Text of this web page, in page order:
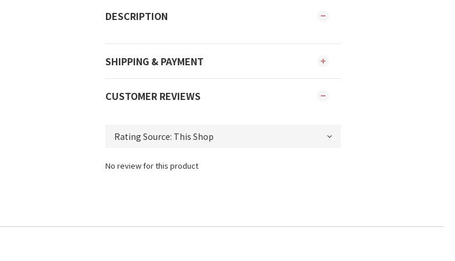
DESCRIPTION
SHIPPING & PAYMENT
CUSTOMER REVIEWS
No review for this product